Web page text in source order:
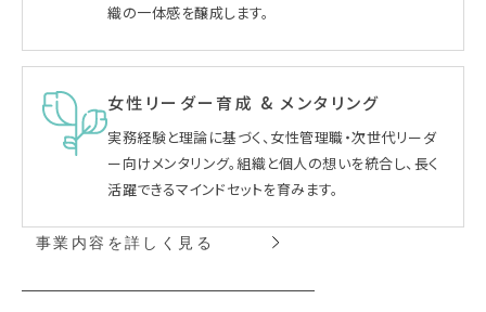
織の一体感を醸成します。
女性リーダー育成 & メンタリング
実務経験と理論に基づく、女性管理職・次世代リーダ
ー向けメンタリング。組織と個人の想いを統合し、長く
活躍できるマインドセットを育みます。
事業内容を詳しく見る